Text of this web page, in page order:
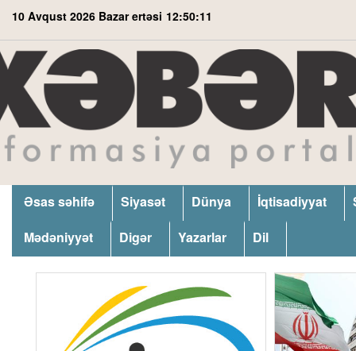
10 Avqust 2026 Bazar ertəsi 12:50:12
Əsas səhifə Siyasət Dünya İqtisadiyyat
Mədəniyyət
Digər Yazarlar Dil